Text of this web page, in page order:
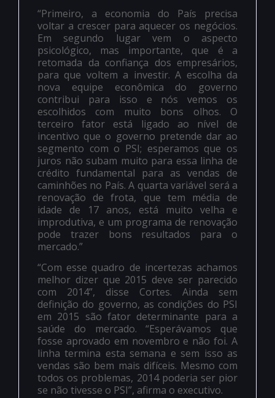
“Primeiro, a economia do País precisa
voltar a crescer para aquecer os negócios.
Em segundo lugar vem o aspecto
psicológico, mas importante, que é a
retomada da confiança dos empresários,
para que voltem a investir. A escolha da
nova equipe econômica do governo
contribui para isso e nós vemos os
escolhidos com muito bons olhos. O
terceiro fator está ligado ao nível de
incentivo que o governo pretende dar ao
segmento com o PSI; esperamos que os
juros não subam muito para essa linha de
crédito fundamental para as vendas de
caminhões no País. A quarta variável será a
renovação de frota, que tem média de
idade de 17 anos, está muito velha e
improdutiva, e um programa de renovação
pode trazer bons resultados para o
mercado.”
“Com esse quadro de incertezas achamos
melhor dizer que 2015 deve ser parecido
com 2014”, disse Cortes. Ainda sem
definição do governo, as condições do PSI
em 2015 são fator determinante para a
saúde do mercado. “Esperávamos que
fosse aprovado em novembro e não foi. A
linha termina esta semana e sem isso as
vendas são bem mais difíceis. Mesmo com
todos os problemas, 2014 poderia ser pior
se não tivesse o PSI”, afirma o executivo.